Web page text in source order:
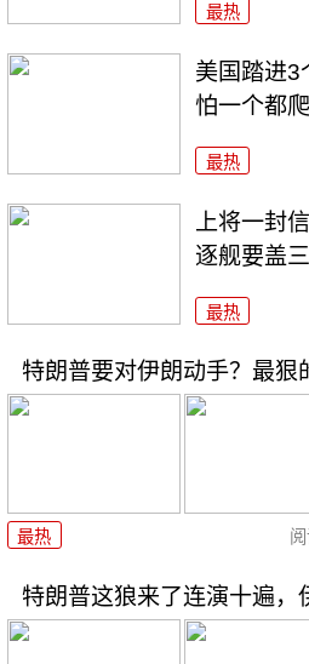
最热
美国踏进3
怕一个都
最热
上将一封
逐舰要盖三
最热
特朗普要对伊朗动手？最狠
最热
特朗普这狼来了连演十遍，